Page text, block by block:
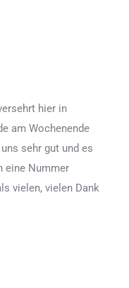
hier in
am Wochenende
sehr gut und es
eine Nummer
vielen, vielen Dank